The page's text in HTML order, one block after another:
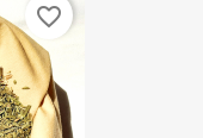
favorite_border